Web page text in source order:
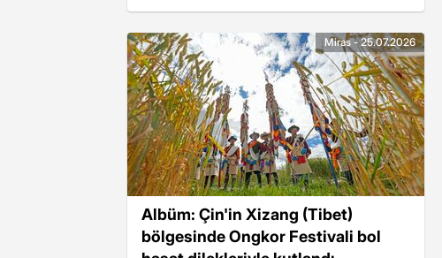
Albüm: Çin'in Xizang (Tibet)
bölgesinde Ongkor Festivali bol
Miras - 25.07.2026